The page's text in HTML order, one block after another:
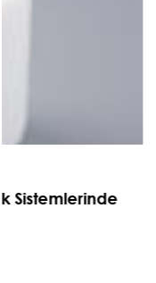
Modern Halı
Uygulamaları